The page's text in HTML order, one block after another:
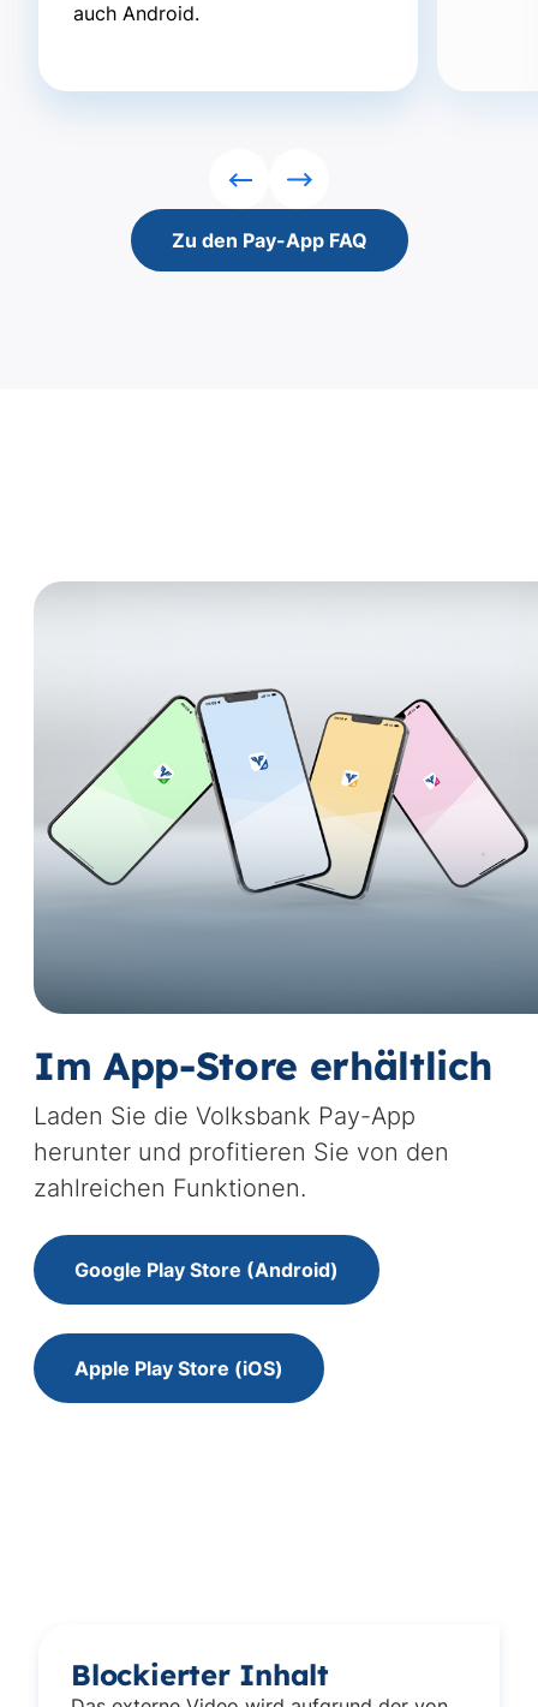
auch Android.
RückwärtsVorwärts
Zu den Pay-App FAQ
Im App-Store erhältlich
Laden Sie die Volksbank Pay-App
herunter und profitieren Sie von den
zahlreichen Funktionen.
Google Play Store (Android)
Apple Play Store (iOS)
Blockierter Inhalt